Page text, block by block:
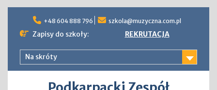
content
+48 604 888 796 szkola@muzyczna.com.pl
Zapisy do szkoły: REKRUTACJA
Na skróty